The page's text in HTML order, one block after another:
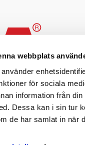
webbplats
för sociala
information från
Dessa kan i sin tur
de har samlat in när